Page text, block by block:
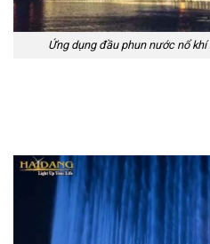
Ứng dụng đầu phun nước nổ